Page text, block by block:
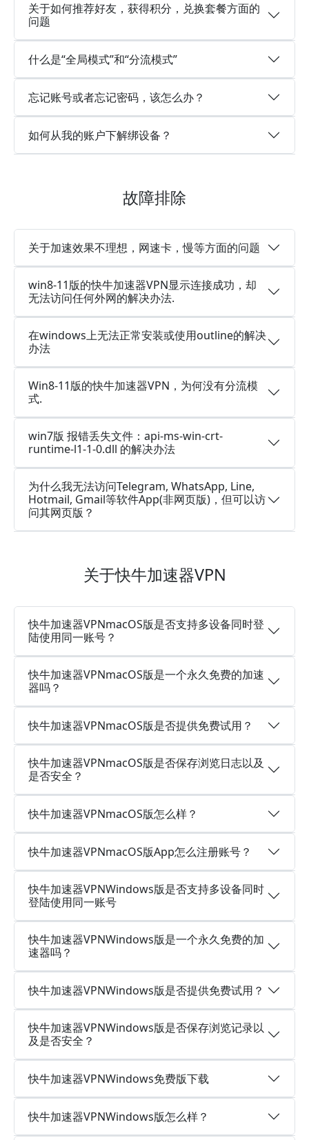
关于如何推荐好友，获得积分，兑换套餐方面的
问题
什么是“全局模式”和“分流模式”
忘记账号或者忘记密码，该怎么办？
如何从我的账户下解绑设备？
故障排除
关于加速效果不理想，网速卡，慢等方面的问题
win8-11版的快牛加速器VPN显示连接成功，却
无法访问任何外网的解决办法.
在windows上无法正常安装或使用outline的解决
办法
Win8-11版的快牛加速器VPN，为何没有分流模
式.
win7版 报错丢失文件：api-ms-win-crt-
runtime-l1-1-0.dll 的解决办法
为什么我无法访问Telegram, WhatsApp, Line,
Hotmail, Gmail等软件App(非网页版)，但可以访
问其网页版？
关于快牛加速器VPN
快牛加速器VPNmacOS版是否支持多设备同时登
陆使用同一账号？
快牛加速器VPNmacOS版是一个永久免费的加速
器吗？
快牛加速器VPNmacOS版是否提供免费试用？
快牛加速器VPNmacOS版是否保存浏览日志以及
是否安全？
快牛加速器VPNmacOS版怎么样？
快牛加速器VPNmacOS版App怎么注册账号？
快牛加速器VPNWindows版是否支持多设备同时
登陆使用同一账号
快牛加速器VPNWindows版是一个永久免费的加
速器吗？
快牛加速器VPNWindows版是否提供免费试用？
快牛加速器VPNWindows版是否保存浏览记录以
及是否安全？
快牛加速器VPNWindows免费版下载
快牛加速器VPNWindows版怎么样？